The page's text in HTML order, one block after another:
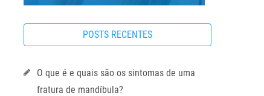
POSTS RECENTES
O que é e quais são os sintomas de uma
fratura de mandíbula?